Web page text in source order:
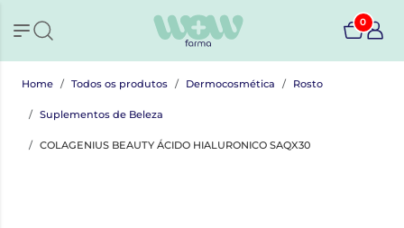
0
Home Todos os produtos Dermocosmética Rosto
Suplementos de Beleza
COLAGENIUS BEAUTY ÁCIDO HIALURONICO SAQX30